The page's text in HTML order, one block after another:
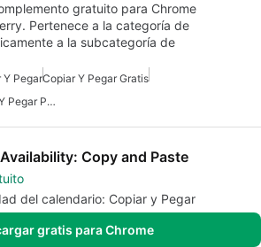
gratuito para Chrome
Pertenece a la categoría de
a la subcategoría de
Y PegarCopiar Y Pegar Gratis
Mejor Extensión De Copiar Y Pegar Para Chrome
Copy and Paste
del calendario: Copiar y Pegar
gratis para Chrome